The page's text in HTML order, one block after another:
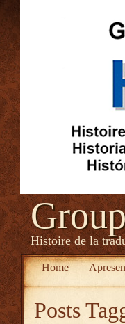
Histoire de la
Home
Posts